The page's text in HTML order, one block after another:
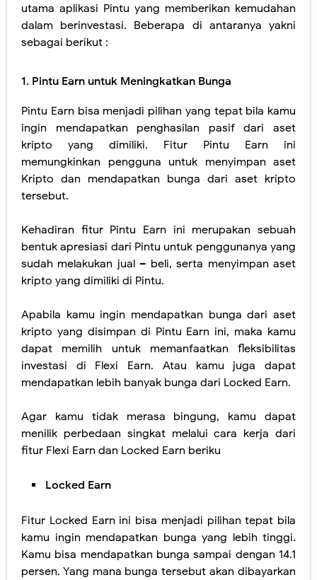
utama aplikasi Pintu yang memberikan kemudahan
dalam berinvestasi. Beberapa di antaranya yakni
sebagai berikut :
1. Pintu Earn untuk Meningkatkan Bunga
Pintu Earn bisa menjadi pilihan yang tepat bila kamu
ingin mendapatkan penghasilan pasif dari aset
kripto yang dimiliki. Fitur Pintu Earn ini
memungkinkan pengguna untuk menyimpan aset
Kripto dan mendapatkan bunga dari aset kripto
tersebut.
Kehadiran fitur Pintu Earn ini merupakan sebuah
bentuk apresiasi dari Pintu untuk penggunanya yang
sudah melakukan jual – beli, serta menyimpan aset
kripto yang dimiliki di Pintu.
Apabila kamu ingin mendapatkan bunga dari aset
kripto yang disimpan di Pintu Earn ini, maka kamu
dapat memilih untuk memanfaatkan fleksibilitas
investasi di Flexi Earn. Atau kamu juga dapat
mendapatkan lebih banyak bunga dari Locked Earn.
Agar kamu tidak merasa bingung, kamu dapat
menilik perbedaan singkat melalui cara kerja dari
fitur Flexi Earn dan Locked Earn beriku
Locked Earn
Fitur Locked Earn ini bisa menjadi pilihan tepat bila
kamu ingin mendapatkan bunga yang lebih tinggi.
Kamu bisa mendapatkan bunga sampai dengan 14.1
persen. Yang mana bunga tersebut akan dibayarkan